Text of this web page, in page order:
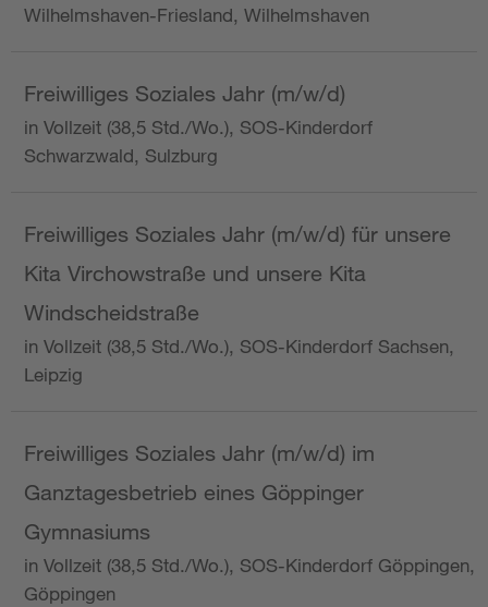
Wilhelmshaven-Friesland, Wilhelmshaven
Freiwilliges Soziales Jahr (m/w/d)
in Vollzeit (38,5 Std./Wo.), SOS-Kinderdorf
Schwarzwald, Sulzburg
Freiwilliges Soziales Jahr (m/w/d) für unsere
Kita Virchowstraße und unsere Kita
Windscheidstraße
in Vollzeit (38,5 Std./Wo.), SOS-Kinderdorf Sachsen,
Leipzig
Freiwilliges Soziales Jahr (m/w/d) im
Ganztagesbetrieb eines Göppinger
Gymnasiums
in Vollzeit (38,5 Std./Wo.), SOS-Kinderdorf Göppingen,
Göppingen